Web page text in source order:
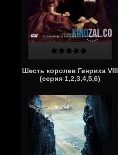
Шесть королев Генриха VIII
(серия 1,2,3,4,5,6)